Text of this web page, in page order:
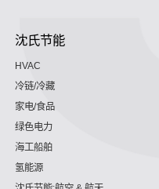
沈氏节能
HVAC
冷链/冷藏
家电/食品
绿色电力
海工船舶
氢能源